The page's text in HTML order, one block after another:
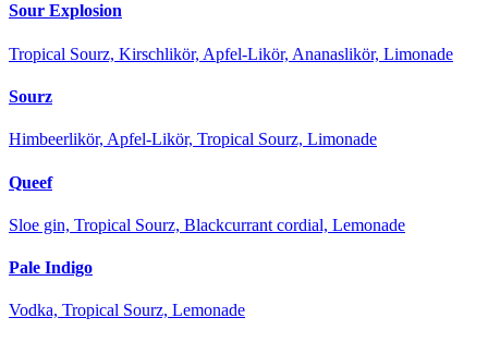
Sour Explosion
Tropical Sourz, Kirschlikör, Apfel-Likör, Ananaslikör, Limonade
Sourz
Himbeerlikör, Apfel-Likör, Tropical Sourz, Limonade
Queef
Sloe gin, Tropical Sourz, Blackcurrant cordial, Lemonade
Pale Indigo
Vodka, Tropical Sourz, Lemonade